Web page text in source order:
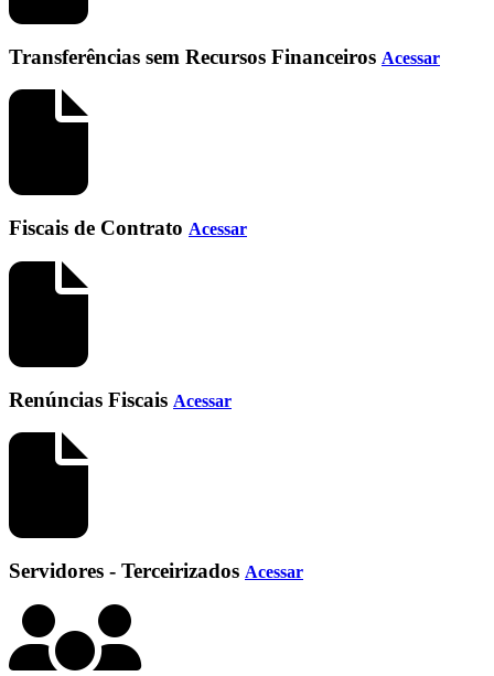
Transferências sem Recursos Financeiros Acessar
Fiscais de Contrato Acessar
Renúncias Fiscais Acessar
Servidores - Terceirizados Acessar